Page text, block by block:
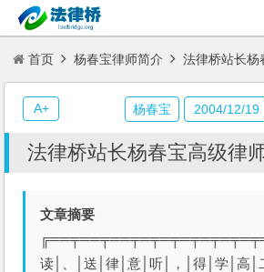
首页 杨春宝律师简介 法律桥站长杨
法律桥站长杨春宝高级律
文章摘要
读│、│送│律│意│听│，│得│学│高
杨春宝 2004/12/19
A+